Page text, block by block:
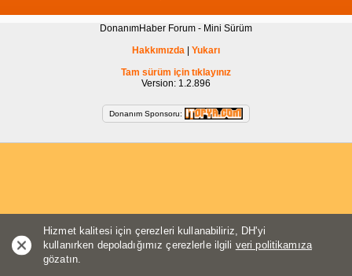
DonanımHaber Forum - Mini Sürüm
Hakkımızda
Yukarı
Tam sürüm için tıklayınız
Version: 1.2.896
Donanım Sponsoru:
Hizmet kalitesi için çerezleri kullanabiliriz, DH'yi
kullanırken depoladığımız çerezlerle ilgili veri politikamıza
gözatın.